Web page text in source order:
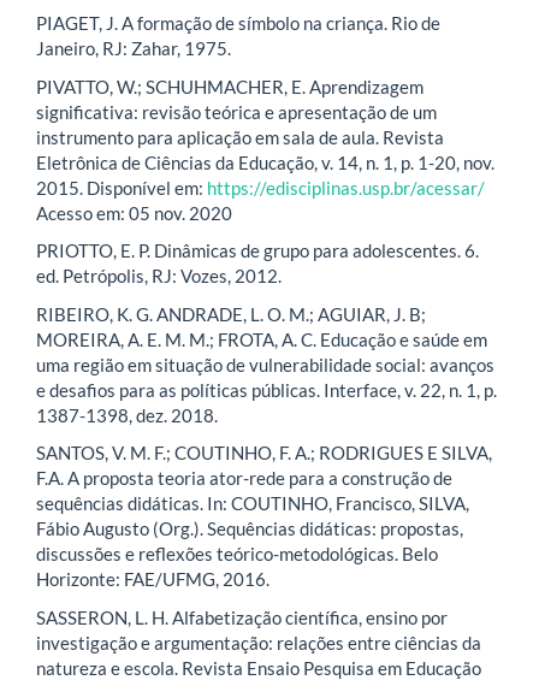
PIAGET, J. A formação de símbolo na criança. Rio de
Janeiro, RJ: Zahar, 1975.
PIVATTO, W.; SCHUHMACHER, E. Aprendizagem
significativa: revisão teórica e apresentação de um
instrumento para aplicação em sala de aula. Revista
Eletrônica de Ciências da Educação, v. 14, n. 1, p. 1-20, nov.
2015. Disponível em: https://edisciplinas.usp.br/acessar/
Acesso em: 05 nov. 2020
PRIOTTO, E. P. Dinâmicas de grupo para adolescentes. 6.
ed. Petrópolis, RJ: Vozes, 2012.
RIBEIRO, K. G. ANDRADE, L. O. M.; AGUIAR, J. B;
MOREIRA, A. E. M. M.; FROTA, A. C. Educação e saúde em
uma região em situação de vulnerabilidade social: avanços
e desafios para as políticas públicas. Interface, v. 22, n. 1, p.
1387-1398, dez. 2018.
SANTOS, V. M. F.; COUTINHO, F. A.; RODRIGUES E SILVA,
F.A. A proposta teoria ator-rede para a construção de
sequências didáticas. In: COUTINHO, Francisco, SILVA,
Fábio Augusto (Org.). Sequências didáticas: propostas,
discussões e reflexões teórico-metodológicas. Belo
Horizonte: FAE/UFMG, 2016.
SASSERON, L. H. Alfabetização científica, ensino por
investigação e argumentação: relações entre ciências da
natureza e escola. Revista Ensaio Pesquisa em Educação